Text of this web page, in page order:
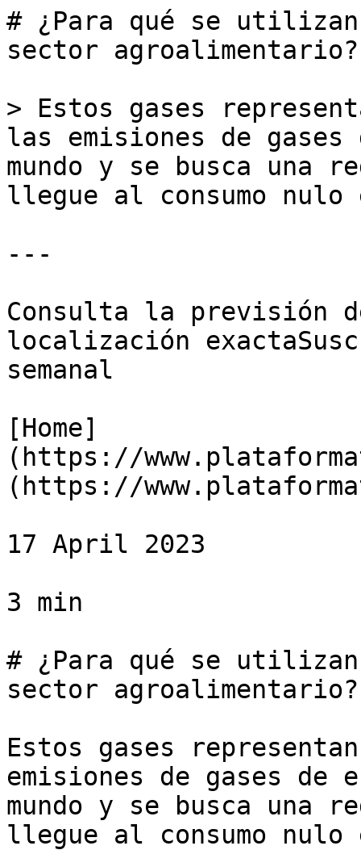
# ¿Para qué se
sector agroalimentario?
> Estos gases
las emisiones de
mundo y se busca una
llegue al consumo nulo
---
Consulta la previsión
localización
semanal
[Home]
(https://
(https://
17 April 2023
3 min
# ¿Para qué se
sector agroalimentario?
Estos gases
emisiones de gases de
mundo y se busca una
llegue al consumo nulo